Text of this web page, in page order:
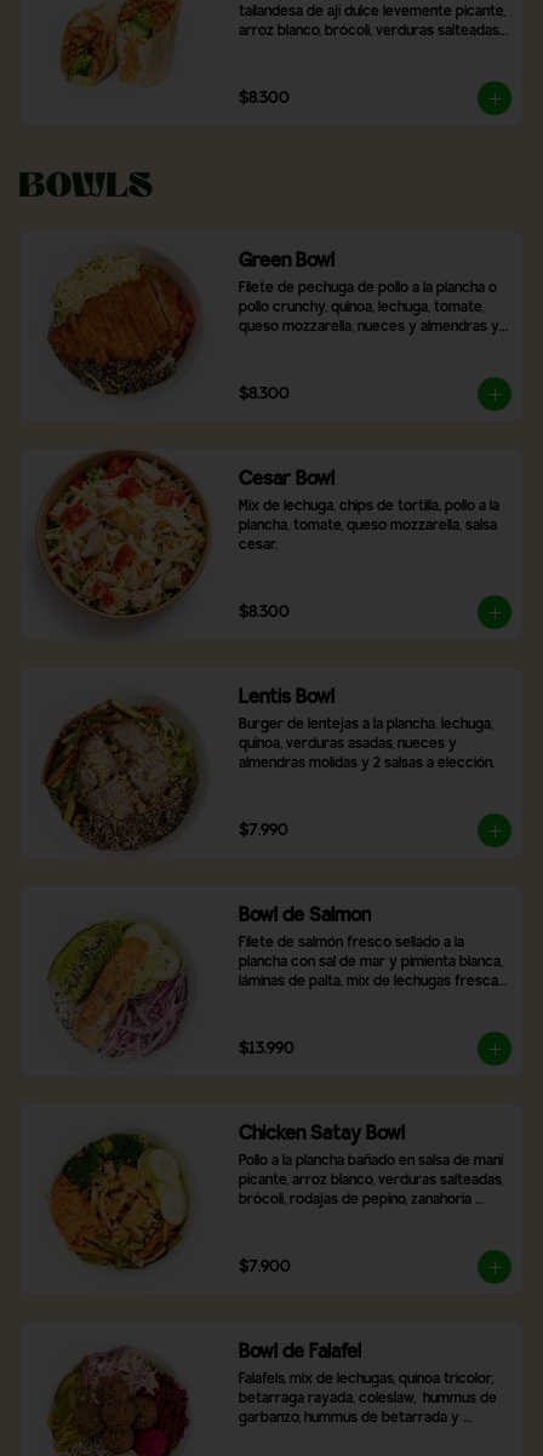
tailandesa de ají dulce levemente picante,
arroz blanco, brócoli, verduras salteadas
$8.300
Bowls
Green Bowl
Filete de pechuga de pollo a la plancha o
pollo crunchy, quinoa, lechuga, tomate,
queso mozzarella, nueces y almendras y
$8.300
Cesar Bowl
Mix de lechuga, chips de tortilla, pollo a la
plancha, tomate, queso mozzarella, salsa
cesar.
$8.300
Lentis Bowl
Burger de lentejas a la plancha, lechuga,
quinoa, verduras asadas, nueces y
almendras molidas y 2 salsas a elección.
$7.990
Bowl de Salmon
Filete de salmón fresco sellado a la
plancha con sal de mar y pimienta blanca,
láminas de palta, mix de lechugas frescas,
tostado.
$13.990
Chicken Satay Bowl
Pollo a la plancha bañado en salsa de mani
picante, arroz blanco, verduras salteadas,
brócoli, rodajas de pepino, zanahoria
$7.900
Bowl de Falafel
Falafels, mix de lechugas, quinoa tricolor,
betarraga rayada, coleslaw,  hummus de
garbanzo, hummus de betarrada y